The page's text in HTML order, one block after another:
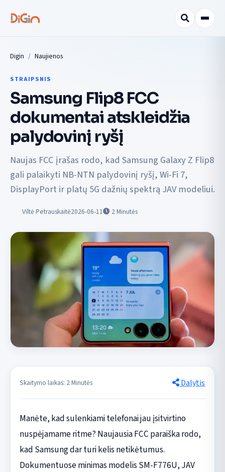
Digin Naujienos
STRAIPSNIS
Samsung Flip8 FCC
dokumentai atskleidžia
palydovinį ryšį
Naujas FCC įrašas rodo, kad Samsung Galaxy Z Flip8
gali palaikyti NB-NTN palydovinį ryšį, Wi-Fi 7,
DisplayPort ir platų 5G dažnių spektrą JAV modeliui.
Viltė Petrauskaitė2026-06-11 2Minutės
Skaitymo laikas: 2 Minutės Dalytis
Manėte, kad sulenkiami telefonai jau įsitvirtino
nuspėjamame ritme? Naujausia FCC paraiška rodo,
kad Samsung dar turi kelis netikėtumus.
Dokumentuose minimas modelis SM-F776U, JAV